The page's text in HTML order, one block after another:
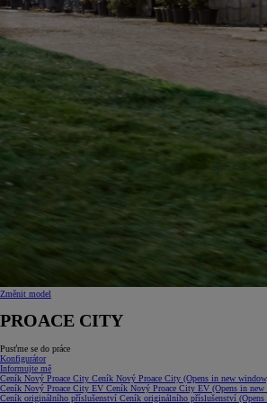
Změnit model
PROACE CITY
Pusťme se do práce
Konfigurátor
Informujte mě
Ceník Nový Proace City Ceník Nový Proace City (Opens in new
Ceník Nový Proace City EV Ceník Nový Proace City EV (Opens in
Ceník originálního příslušenství Ceník originálního příslušenství